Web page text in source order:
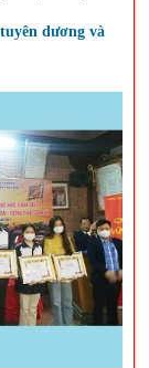
dương và